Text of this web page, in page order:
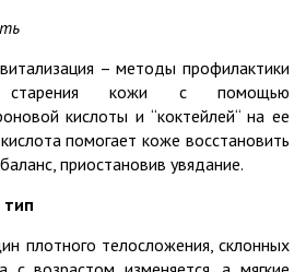
– методы профилактики
старения кожи с помощью
кислоты и “коктейлей“ на ее
помогает коже восстановить
приостановив увядание.
плотного телосложения, склонных